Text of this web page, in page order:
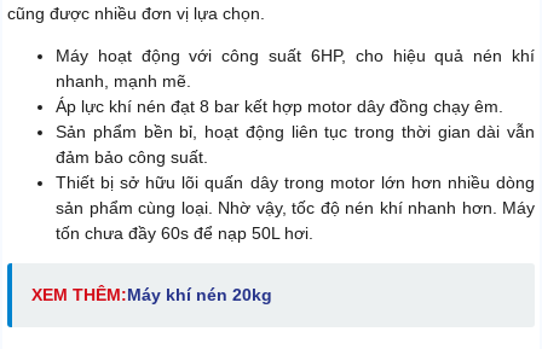
cũng được nhiều đơn vị lựa chọn.
Máy hoạt động với công suất 6HP, cho hiệu quả nén khí
nhanh, mạnh mẽ.
Áp lực khí nén đạt 8 bar kết hợp motor dây đồng chạy êm.
Sản phẩm bền bỉ, hoạt động liên tục trong thời gian dài vẫn
đảm bảo công suất.
Thiết bị sở hữu lõi quấn dây trong motor lớn hơn nhiều dòng
sản phẩm cùng loại. Nhờ vậy, tốc độ nén khí nhanh hơn. Máy
tốn chưa đầy 60s để nạp 50L hơi.
XEM THÊM:Máy khí nén 20kg